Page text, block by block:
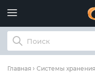
Главная Системы